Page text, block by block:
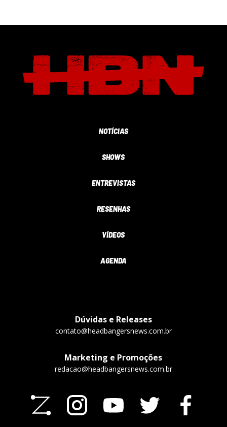
NOTÍCIAS
SHOWS
ENTREVISTAS
RESENHAS
VÍDEOS
AGENDA
Dúvidas e Releases
contato@headbangersnews.com.br
Marketing e Promoções
redacao@headbangersnews.com.br